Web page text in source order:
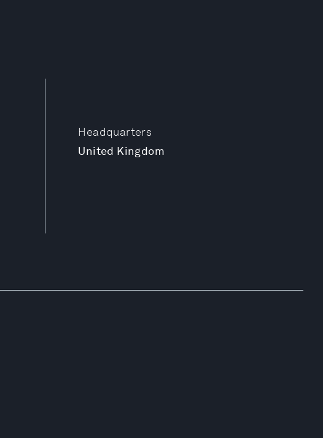
Headquarters
United Kingdom